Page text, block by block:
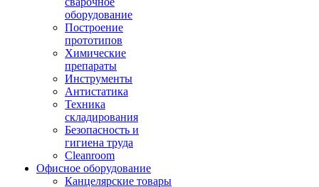
оборудование
Построение
прототипов
Химические
препараты
Инструменты
Aнтистатика
Техника
складирования
Безопасность и
гигиена труда
Cleanroom
Офисное оборудование
Канцелярские товары